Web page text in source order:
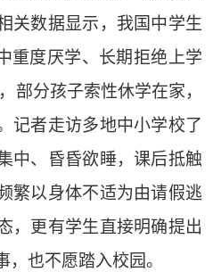
关数据显示，我国中学生
重度厌学、长期拒绝上学
部分孩子索性休学在家，
记者走访多地中小学校了
中、昏昏欲睡，课后抵触
繁以身体不适为由请假逃
，更有学生直接明确提出
也不愿踏入校园。